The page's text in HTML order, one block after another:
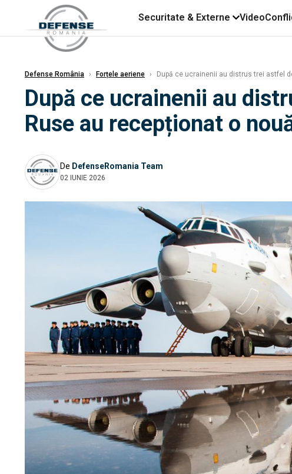
Securitate & Externe Video
Defense România › Forțele aeriene › După ce ucrainenii au distrus trei astfel
După ce ucrainenii au
Ruse au recepționat o
De DefenseRomania Team
02 IUNIE 2026